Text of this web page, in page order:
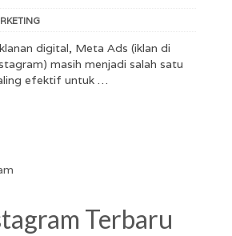
digital, Meta Ads (iklan di
masih menjadi salah satu
efektif untuk …
Terbaru